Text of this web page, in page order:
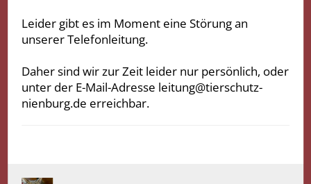
Leider gibt es im Moment eine Störung an
unserer Telefonleitung.
Daher sind wir zur Zeit leider nur persönlich, oder
unter der E-Mail-Adresse leitung@tierschutz-
nienburg.de erreichbar.